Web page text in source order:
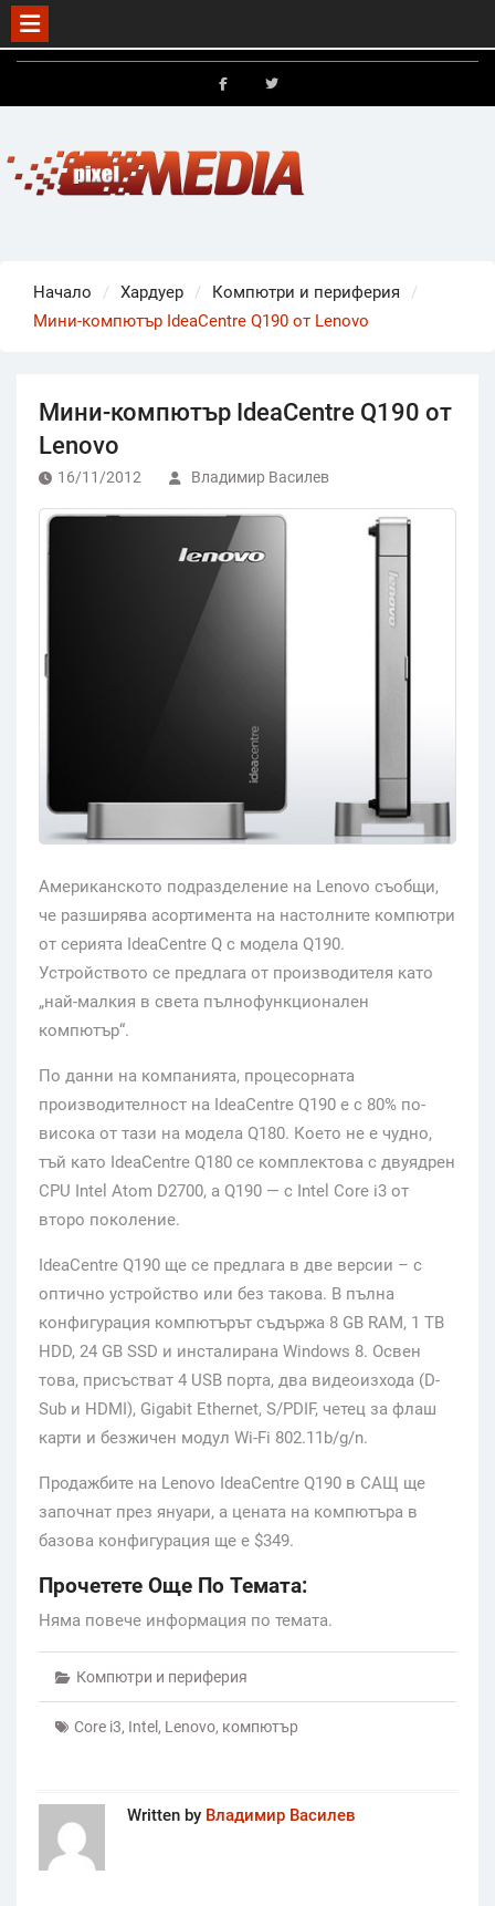
Skip
Начало Хардуер
Компютри и периферия
Мини-компютър IdeaCentre Q190 от Lenovo
Мини-компютър IdeaCentre Q190 от
Lenovo
16/11/2012 Владимир Василев
Американското подразделение на Lenovo съобщи,
че разширява асортимента на настолните компютри
от серията IdeaCentre Q с модела Q190.
Устройството се предлага от производителя като
„най-малкия в света пълнофункционален
компютър“.
По данни на компанията, процесорната
производителност на IdeaCentre Q190 е с 80% по-
висока от тази на модела Q180. Което не е чудно,
тъй като IdeaCentre Q180 се комплектова с двуядрен
CPU Intel Atom D2700, а Q190 — с Intel Core i3 от
второ поколение.
IdeaCentre Q190 ще се предлага в две версии – с
оптично устройство или без такова. В пълна
конфигурация компютърът съдържа 8 GB RAM, 1 ТВ
HDD, 24 GB SSD и инсталирана Windows 8. Освен
това, присъстват 4 USB порта, два видеоизхода (D-
Sub и HDMI), Gigabit Ethernet, S/PDIF, четец за флаш
карти и безжичен модул Wi-Fi 802.11b/g/n.
Продажбите на Lenovo IdeaCentre Q190 в САЩ ще
започнат през януари, а цената на компютъра в
базова конфигурация ще е $349.
Прочетете Още По Темата:
Няма повече информация по темата.
Компютри и периферия
Core i3, Intel , Lenovo, компютър
Written by Владимир Василев